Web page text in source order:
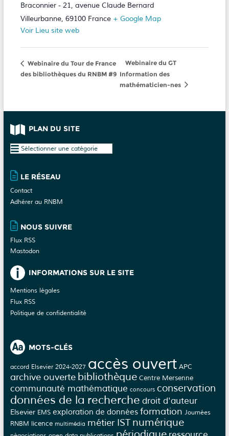
Braconnier - 21, avenue Claude Bernard
Villeurbanne, 69100 France + Google Map
Voir Lieu site web
Webinaire du Tour de France
des bibliothèques du RNBM #9
Webinaire du GT
Information des
mathématicien-nes
PLAN DU SITE
Plan
site
LE RÉSEAU
Contact
Adhérer au RNBM
NOUS SUIVRE
Flux RSS
Mastodon
INFORMATIONS SUR LE SITE
Mentions légales
Flux RSS
Politique de confidentialité
MOTS-CLÉS
accord Elsevier 2024-2027 accès ouvert APC
archive ouverte bibliothèque Centre Mersenne
communauté mathématique concours conservation
données de la recherche droit d'auteur
Elsevier EMS exploration de données formation Journées
RNBM licence multimédia métier IST numérique